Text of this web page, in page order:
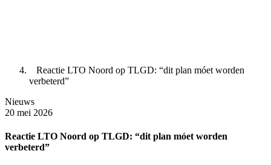
Reactie LTO Noord op TLGD: “dit plan móet worden
verbeterd”
Nieuws
20 mei 2026
Reactie LTO Noord op TLGD: “dit plan móet worden
verbeterd”